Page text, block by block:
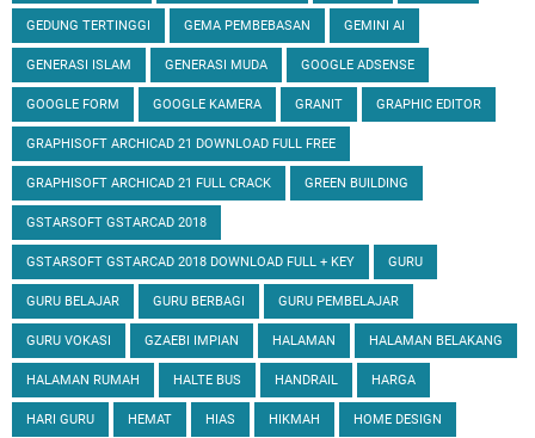
GEDUNG TERTINGGI GEMA PEMBEBASAN GEMINI AI
GENERASI ISLAM GENERASI MUDA GOOGLE ADSENSE
GOOGLE FORM GOOGLE KAMERA GRANIT GRAPHIC EDITOR
GRAPHISOFT ARCHICAD 21 DOWNLOAD FULL FREE
GRAPHISOFT ARCHICAD 21 FULL CRACK GREEN BUILDING
GSTARSOFT GSTARCAD 2018
GSTARSOFT GSTARCAD 2018 DOWNLOAD FULL + KEY GURU
GURU BELAJAR GURU BERBAGI GURU PEMBELAJAR
GURU VOKASI GZAEBI IMPIAN HALAMAN HALAMAN BELAKANG
HALAMAN RUMAH HALTE BUS HANDRAIL HARGA
HARI GURU HEMAT HIAS HIKMAH HOME DESIGN